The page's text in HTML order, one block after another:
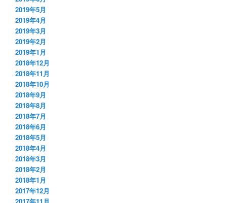
2019年5月
2019年4月
2019年3月
2019年2月
2019年1月
2018年12月
2018年11月
2018年10月
2018年9月
2018年8月
2018年7月
2018年6月
2018年5月
2018年4月
2018年3月
2018年2月
2018年1月
2017年12月